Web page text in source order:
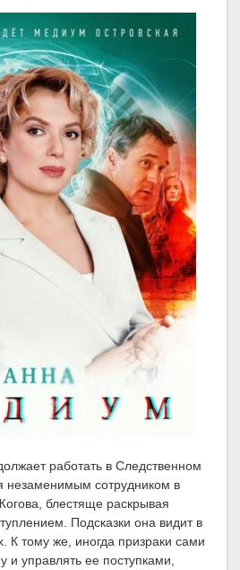
работать в Следственном
незаменимым сотрудником в
блестяще раскрывая
Подсказки она видит в
К тому же, иногда призраки сами
и управлять ее поступками,